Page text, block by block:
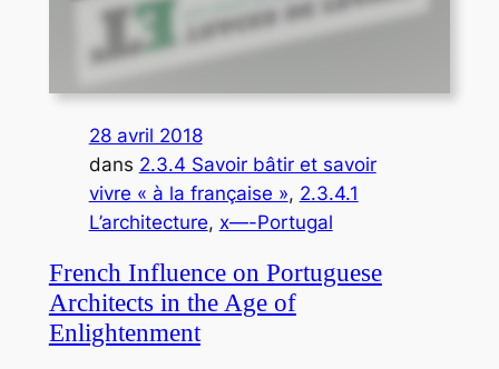
28 avril 2018
dans 2.3.4 Savoir bâtir et savoir
vivre « à la française », 2.3.4.1
L’architecture, x—-Portugal
French Influence on Portuguese
Architects in the Age of
Enlightenment